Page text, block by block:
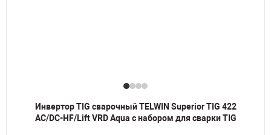
Инвертор TIG сварочный TELWIN Superior TIG 422
AC/DC-HF/Lift VRD Aqua с набором для сварки TIG